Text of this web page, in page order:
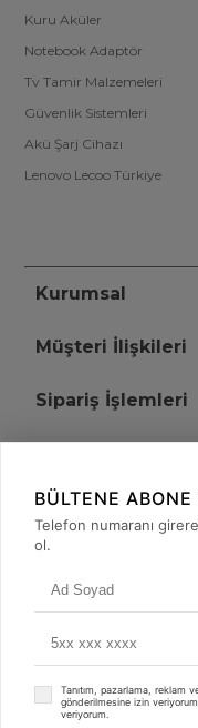
Kuru Aküler
Notebook Adaptör
Tv Tamir Malzemeleri
Güvenlik Sistemleri
Akü Şarj Cihazı
Lenovo Lecoo Türkiye
Kurumsal
Müşteri İlişkileri
Sipariş İşlemleri
+90
BÜLTENE ABONE
Telefon numaranı
ol.
Tanıtım, pazarlama, reklam
gönderilmesine izin veriyorum.
veriyorum.